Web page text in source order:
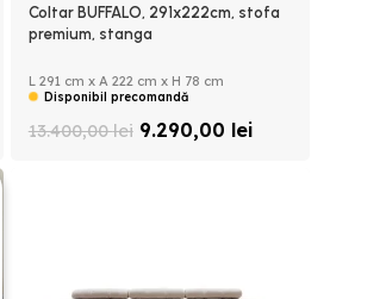
Coltar BUFFALO, 291x222cm, stofa
premium, stanga
L 291 cm x A 222 cm x H 78 cm
Disponibil precomandă
13.400,00lei 9.290,00 lei